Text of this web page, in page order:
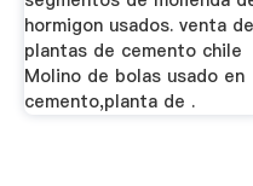
hormigon usados. venta de
plantas de cemento chile
Molino de bolas usado en
cemento,planta de .